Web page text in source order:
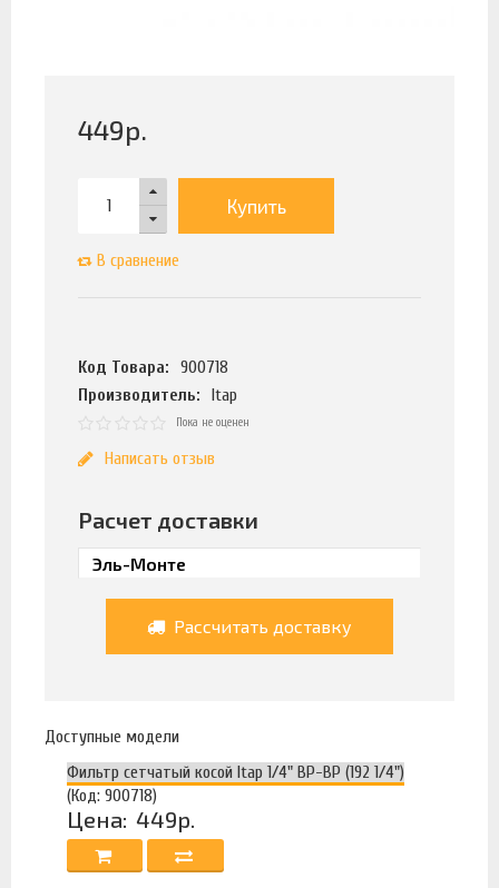
449р.
Купить
В сравнение
Код Товара:
900718
Производитель:
Itap
Пока не оценен
Написать отзыв
Расчет доставки
Рассчитать доставку
Доступные модели
Фильтр сетчатый косой Itap 1/4" ВР-ВР (192 1/4")
(Код: 900718)
Цена: 449р.